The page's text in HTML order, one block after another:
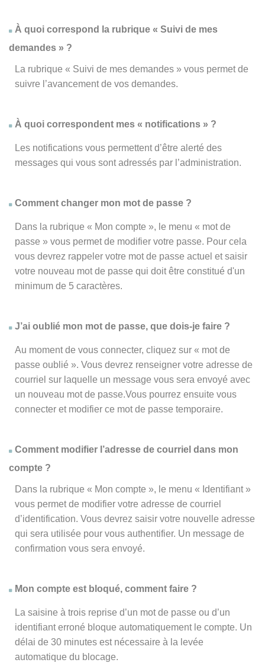
À quoi correspond la rubrique « Suivi de mes
demandes » ?
La rubrique « Suivi de mes demandes » vous permet de
suivre l’avancement de vos demandes.
À quoi correspondent mes « notifications » ?
Les notifications vous permettent d’être alerté des
messages qui vous sont adressés par l’administration.
Comment changer mon mot de passe ?
Dans la rubrique « Mon compte », le menu « mot de
passe » vous permet de modifier votre passe. Pour cela
vous devrez rappeler votre mot de passe actuel et saisir
votre nouveau mot de passe qui doit être constitué d'un
minimum de 5 caractères.
J’ai oublié mon mot de passe, que dois-je faire ?
Au moment de vous connecter, cliquez sur « mot de
passe oublié ». Vous devrez renseigner votre adresse de
courriel sur laquelle un message vous sera envoyé avec
un nouveau mot de passe.Vous pourrez ensuite vous
connecter et modifier ce mot de passe temporaire.
Comment modifier l’adresse de courriel dans mon
compte ?
Dans la rubrique « Mon compte », le menu « Identifiant »
vous permet de modifier votre adresse de courriel
d’identification. Vous devrez saisir votre nouvelle adresse
qui sera utilisée pour vous authentifier. Un message de
confirmation vous sera envoyé.
Mon compte est bloqué, comment faire ?
La saisine à trois reprise d’un mot de passe ou d’un
identifiant erroné bloque automatiquement le compte. Un
délai de 30 minutes est nécessaire à la levée
automatique du blocage.